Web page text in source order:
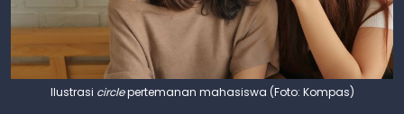
Ilustrasi circlepertemanan mahasiswa (Foto: Kompas)